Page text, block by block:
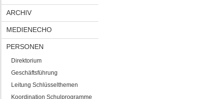
ARCHIV
MEDIENECHO
PERSONEN
Direktorium
Geschäftsführung
Leitung Schlüsselthemen
Koordination Schulprogramme